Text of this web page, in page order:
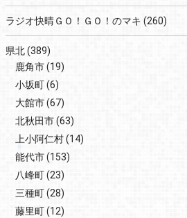
ラジオ快晴ＧＯ！ＧＯ！のマキ (260)
県北(389)
鹿角市(19)
小坂町(6)
大館市(67)
北秋田市(63)
上小阿仁村(14)
能代市(153)
八峰町(23)
三種町(28)
藤里町(12)